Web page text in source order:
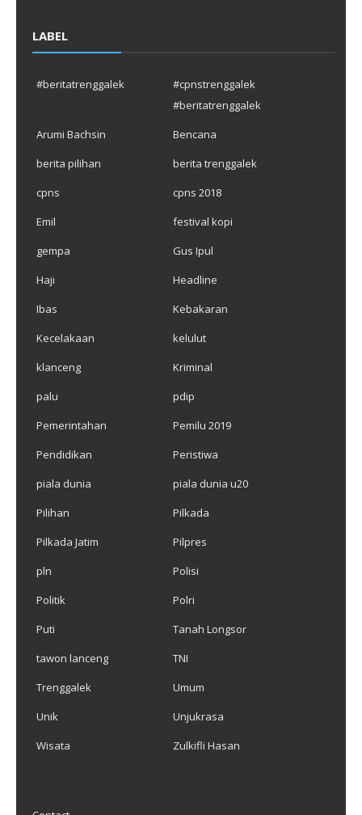
LABEL
#beritatrenggalek
#cpnstrenggalek
#beritatrenggalek
Arumi Bachsin
Bencana
berita pilihan
berita trenggalek
cpns
cpns 2018
Emil
festival kopi
gempa
Gus Ipul
Haji
Headline
Ibas
Kebakaran
Kecelakaan
kelulut
klanceng
Kriminal
palu
pdip
Pemerintahan
Pemilu 2019
Pendidikan
Peristiwa
piala dunia
piala dunia u20
Pilihan
Pilkada
Pilkada Jatim
Pilpres
pln
Polisi
Politik
Polri
Puti
Tanah Longsor
tawon lanceng
TNI
Trenggalek
Umum
Unik
Unjukrasa
Wisata
Zulkifli Hasan